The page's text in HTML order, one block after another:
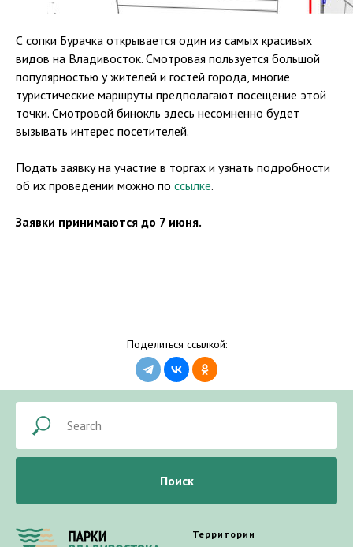
С сопки Бурачка открывается один из самых красивых
видов на Владивосток. Смотровая пользуется большой
популярностью у жителей и гостей города, многие
туристические маршруты предполагают посещение этой
точки. Смотровой бинокль здесь несомненно будет
вызывать интерес посетителей.
Подать заявку на участие в торгах и узнать подробности
об их проведении можно по ссылке.
Заявки принимаются до 7 июня.
Поделиться ссылкой:
Поиск
Территории